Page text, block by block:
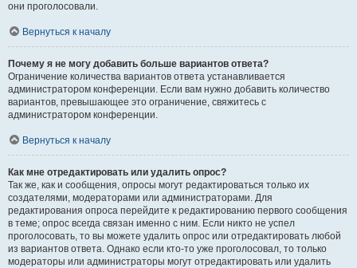
они проголосовали.
Вернуться к началу
Почему я не могу добавить больше вариантов ответа?
Ограничение количества вариантов ответа устанавливается
администратором конференции. Если вам нужно добавить количество
вариантов, превышающее это ограничение, свяжитесь с
администратором конференции.
Вернуться к началу
Как мне отредактировать или удалить опрос?
Так же, как и сообщения, опросы могут редактироваться только их
создателями, модераторами или администраторами. Для
редактирования опроса перейдите к редактированию первого сообщения
в теме; опрос всегда связан именно с ним. Если никто не успел
проголосовать, то вы можете удалить опрос или отредактировать любой
из вариантов ответа. Однако если кто-то уже проголосовал, то только
модераторы или администраторы могут отредактировать или удалить